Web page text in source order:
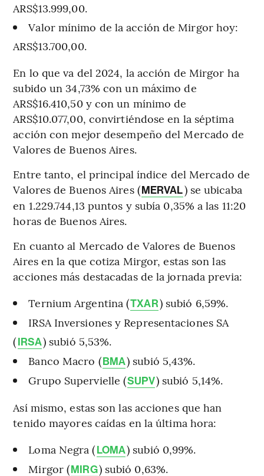
ARS$13.999,00.
Valor mínimo de la acción de Mirgor hoy:
ARS$13.700,00.
En lo que va del 2024, la acción de Mirgor ha
subido un 34,73% con un máximo de
ARS$16.410,50 y con un mínimo de
ARS$10.077,00, convirtiéndose en la séptima
acción con mejor desempeño del Mercado de
Valores de Buenos Aires.
Entre tanto, el principal índice del Mercado de
Valores de Buenos Aires (MERVAL) se ubicaba
en 1.229.744,13 puntos y subía 0,35% a las 11:20
horas de Buenos Aires.
En cuanto al Mercado de Valores de Buenos
Aires en la que cotiza Mirgor, estas son las
acciones más destacadas de la jornada previa:
Ternium Argentina (TXAR) subió 6,59%.
IRSA Inversiones y Representaciones SA
(IRSA) subió 5,53%.
Banco Macro (BMA) subió 5,43%.
Grupo Supervielle (SUPV) subió 5,14%.
Así mismo, estas son las acciones que han
tenido mayores caídas en la última hora:
Loma Negra (LOMA) subió 0,99%.
Mirgor (MIRG) subió 0,63%.